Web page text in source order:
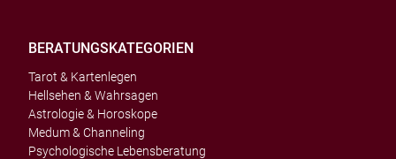
BERATUNGSKATEGORIEN
Tarot & Kartenlegen
Hellsehen & Wahrsagen
Astrologie & Horoskope
Medum & Channeling
Psychologische Lebensberatung